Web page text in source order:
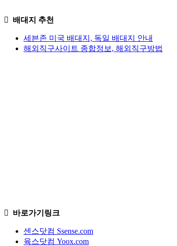
배대지 추천
세븐존 미국 배대지, 독일 배대지 안내
해외직구사이트 종합정보, 해외직구방법
바로가기링크
센스닷컴 Ssense.com
육스닷컴 Yoox.com